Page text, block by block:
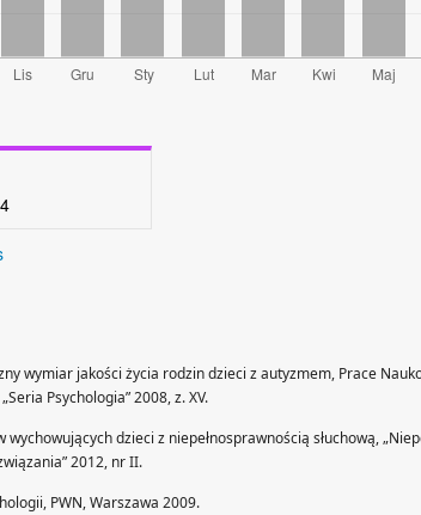
4
wymiar jakości życia rodzin dzieci z autyzmem, Prace
Psychologia” 2008, z. XV.
dzieci z niepełnosprawnością słuchową,
2012, nr II.
PWN, Warszawa 2009.